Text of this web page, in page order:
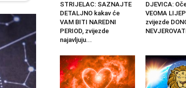
STRIJELAC: SAZNAJTE
DETALJNO kakav će
VAM BITI NAREDNI
PERIOD, zvijezde
najavljuju...
DJEVICA:
VEOMA
zvijezde